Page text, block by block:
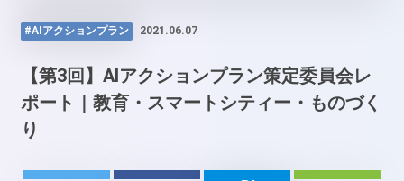
#AIアクションプラン 2021.06.07
【第3回】AIアクションプラン策定委員会レ
ポート｜教育・スマートシティー・ものづく
り